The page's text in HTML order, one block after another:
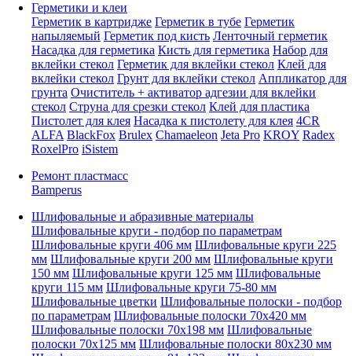
Герметики и клеи
Герметик в картридже Герметик в тубе Герметик
напыляемый Герметик под кисть Ленточный герметик
Насадка для герметика Кисть для герметика Набор для
вклейки стекол Герметик для вклейки стекол Клей для
вклейки стекол Грунт для вклейки стекол Аппликатор для
грунта Очиститель + активатор адгезии для вклейки
стекол Струна для срезки стекол Клей для пластика
Пистолет для клея Насадка к пистолету для клея 4CR
ALFA BlackFox Brulex Chamaeleon Jeta Pro KROY Radex
RoxelPro iSistem
Ремонт пластмасс
Bamperus
Шлифовальные и абразивные материалы
Шлифовальные круги - подбор по параметрам
Шлифовальные круги 406 мм Шлифовальные круги 225
мм Шлифовальные круги 200 мм Шлифовальные круги
150 мм Шлифовальные круги 125 мм Шлифовальные
круги 115 мм Шлифовальные круги 75-80 мм
Шлифовальные цветки Шлифовальные полоски - подбор
по параметрам Шлифовальные полоски 70x420 мм
Шлифовальные полоски 70x198 мм Шлифовальные
полоски 70x125 мм Шлифовальные полоски 80x230 мм